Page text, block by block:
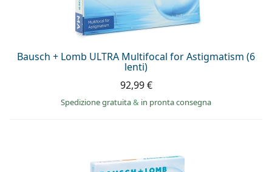
Bausch + Lomb ULTRA Multifocal for Astigmatism (6
lenti)
92,99 €
Spedizione gratuita& in pronta consegna